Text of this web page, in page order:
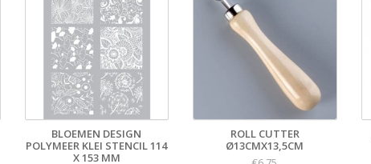
BLOEMEN DESIGN
POLYMEER KLEI STENCIL 114
X 153 MM
ROLL CUTTER
Ø13CMX13,5CM